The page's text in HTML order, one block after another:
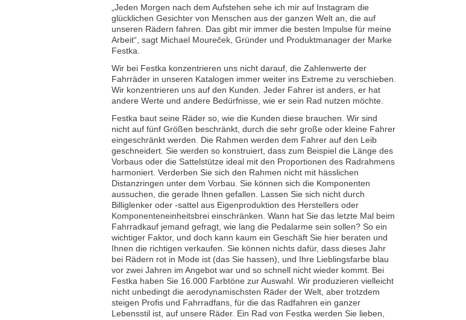
„Jeden Morgen nach dem Aufstehen sehe ich mir auf Instagram die
glücklichen Gesichter von Menschen aus der ganzen Welt an, die auf
unseren Rädern fahren. Das gibt mir immer die besten Impulse für meine
Arbeit“, sagt Michael Moureček, Gründer und Produktmanager der Marke
Festka.
Wir bei Festka konzentrieren uns nicht darauf, die Zahlenwerte der
Fahrräder in unseren Katalogen immer weiter ins Extreme zu verschieben.
Wir konzentrieren uns auf den Kunden. Jeder Fahrer ist anders, er hat
andere Werte und andere Bedürfnisse, wie er sein Rad nutzen möchte.
Festka baut seine Räder so, wie die Kunden diese brauchen. Wir sind
nicht auf fünf Größen beschränkt, durch die sehr große oder kleine Fahrer
eingeschränkt werden. Die Rahmen werden dem Fahrer auf den Leib
geschneidert. Sie werden so konstruiert, dass zum Beispiel die Länge des
Vorbaus oder die Sattelstütze ideal mit den Proportionen des Radrahmens
harmoniert. Verderben Sie sich den Rahmen nicht mit hässlichen
Distanzringen unter dem Vorbau. Sie können sich die Komponenten
aussuchen, die gerade Ihnen gefallen. Lassen Sie sich nicht durch
Billiglenker oder ‑sattel aus Eigenproduktion des Herstellers oder
Komponenteneinheitsbrei einschränken. Wann hat Sie das letzte Mal beim
Fahrradkauf jemand gefragt, wie lang die Pedalarme sein sollen? So ein
wichtiger Faktor, und doch kann kaum ein Geschäft Sie hier beraten und
Ihnen die richtigen verkaufen. Sie können nichts dafür, dass dieses Jahr
bei Rädern rot in Mode ist (das Sie hassen), und Ihre Lieblingsfarbe blau
vor zwei Jahren im Angebot war und so schnell nicht wieder kommt. Bei
Festka haben Sie 16.000 Farbtöne zur Auswahl. Wir produzieren vielleicht
nicht unbedingt die aerodynamischsten Räder der Welt, aber trotzdem
steigen Profis und Fahrradfans, für die das Radfahren ein ganzer
Lebensstil ist, auf unsere Räder. Ein Rad von Festka werden Sie lieben,